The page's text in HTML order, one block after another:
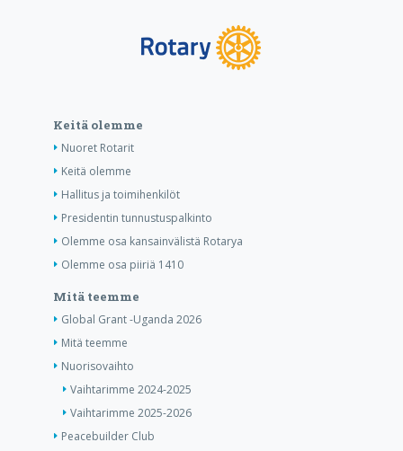
Keitä olemme
Nuoret Rotarit
Keitä olemme
Hallitus ja toimihenkilöt
Presidentin tunnustuspalkinto
Olemme osa kansainvälistä Rotarya
Olemme osa piiriä 1410
Mitä teemme
Global Grant -Uganda 2026
Mitä teemme
Nuorisovaihto
Vaihtarimme 2024-2025
Vaihtarimme 2025-2026
Peacebuilder Club